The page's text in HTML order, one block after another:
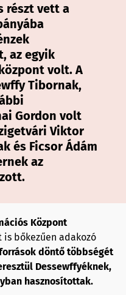
részt vett a
az egyik
volt. A
Tibornak,
Gordon volt
Viktor
és Ficsor Ádám
az
Központ
bőkezűen adakozó
döntő többségét
Dessewffyéknek,
hasznosítottak.